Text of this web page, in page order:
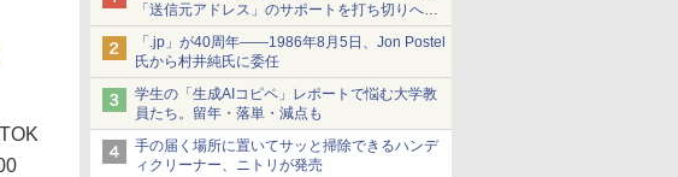
「送信元アドレス」のサポートを打ち切りへ
【やじうまWatch】
「.jp」が40周年――1986年8月5日、Jon Postel
氏から村井純氏に委任
学生の「生成AIコピペ」レポートで悩む大学教
員たち。留年・落単・減点も
手の届く場所に置いてサッと掃除できるハンデ
ィクリーナー、ニトリが発売